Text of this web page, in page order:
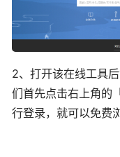
2、打开该在线工具
们首先点击右上角的
行登录，就可以免费